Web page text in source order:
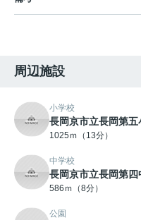
周辺施設
小学校
長岡京市立長岡第五
1025ｍ（13分）
中学校
長岡京市立長岡第四
586ｍ（8分）
公園